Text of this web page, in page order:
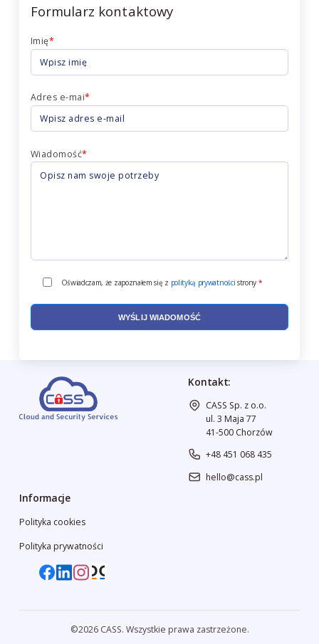
Formularz kontaktowy
Imię*
Adres e-mai*
Wiadomość*
Oświadczam, że zapoznałem się z polityką prywatności strony *
Kontakt:
CASS Sp. z o.o.
ul. 3 Maja 77
41-500 Chorzów
+48 451 068 435
hello@cass.pl
Informacje
Polityka cookies
Polityka prywatności
©2026 CASS. Wszystkie prawa zastrzeżone.